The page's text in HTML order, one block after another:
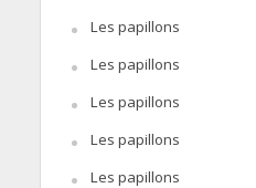
Les papillons
Les papillons
Les papillons
Les papillons
Les papillons